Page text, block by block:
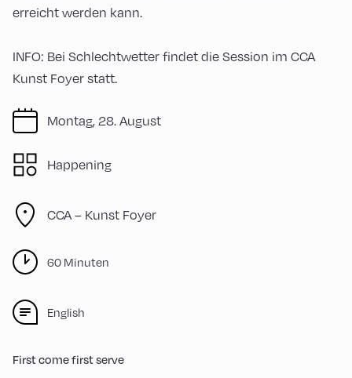
Montag, 28. August
Happening
CCA – Kunst Foyer
60 Minuten
English
First come first serve
erreicht werden kann.
INFO: Bei Schlechtwetter findet die Session im CCA
Kunst Foyer statt.